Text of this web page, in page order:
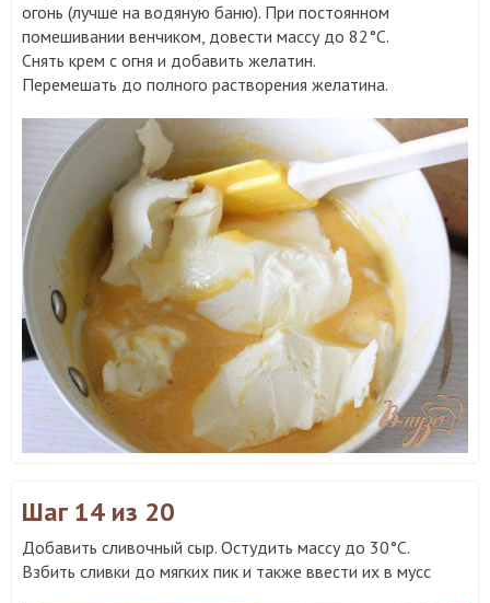
огонь (лучше на водяную баню). При постоянном
помешивании венчиком, довести массу до 82°С.
Снять крем с огня и добавить желатин.
Перемешать до полного растворения желатина.
Шаг 14 из 20
Добавить сливочный сыр. Остудить массу до 30°С.
Взбить сливки до мягких пик и также ввести их в мусс